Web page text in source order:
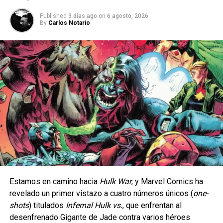
La serie da inicio a una etapa totalmente nueva de
aventuras en cómic para el icónico arqueólogo,
Published 3 días ago on 6 agosto, 2026
By Carlos Notario
Estamos en camino hacia Hulk War, y Marvel Comics ha
revelado un primer vistazo a cuatro números únicos (one-
shots) titulados Infernal Hulk vs., que enfrentan al
desenfrenado Gigante de Jade contra varios héroes